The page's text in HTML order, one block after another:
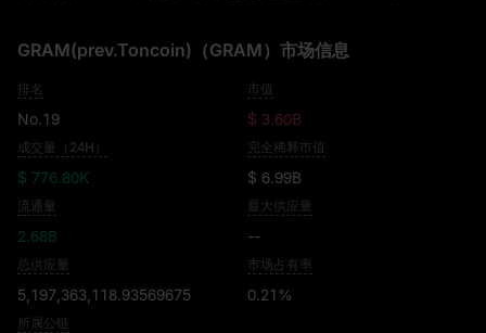
GRAM(prev.Toncoin)（GRAM）市场信息
排名
No.19
市值
$ 3.60B
成交量（24H）
$ 776.80K
完全稀释市值
$ 6.99B
流通量
2.68B
最大供应量
--
总供应量
5,197,363,118.93569675
市场占有率
0.21%
所属公链